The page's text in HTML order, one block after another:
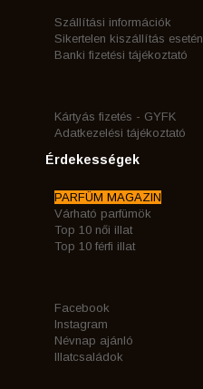
Szállítási információk
Sikertelen kiszállítás esetén
Banki fizetési tájékoztató
Kártyás fizetés - GYFK
Adatkezelési tájékoztató
Érdekességek
PARFÜM MAGAZIN
Várható parfümök
Top 10 női illat
Top 10 férfi illat
Facebook
Instagram
Névnap ajánló
Illatcsaládok